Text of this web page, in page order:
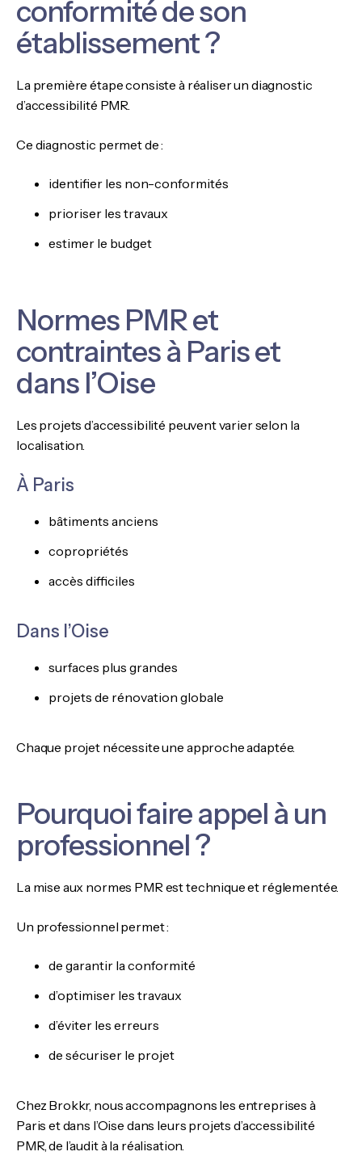
conformité de son
établissement ?
La première étape consiste à réaliser un diagnostic
d’accessibilité PMR.
Ce diagnostic permet de :
identifier les non-conformités
prioriser les travaux
estimer le budget
Normes PMR et
contraintes à Paris et
dans l’Oise
Les projets d’accessibilité peuvent varier selon la
localisation.
À Paris
bâtiments anciens
copropriétés
accès difficiles
Dans l’Oise
surfaces plus grandes
projets de rénovation globale
Chaque projet nécessite une approche adaptée.
Pourquoi faire appel à un
professionnel ?
La mise aux normes PMR est technique et réglementée.
Un professionnel permet :
de garantir la conformité
d’optimiser les travaux
d’éviter les erreurs
de sécuriser le projet
Chez Brokkr, nous accompagnons les entreprises à
Paris et dans l’Oise dans leurs projets d’accessibilité
PMR, de l’audit à la réalisation.